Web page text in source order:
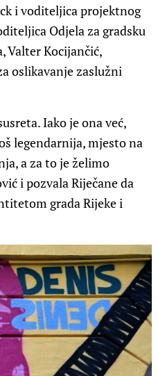
i voditeljica projektnog
Odjela za gradsku
Valter Kocijančić,
oslikavanje zaslužni
Iako je ona već,
legendarnija, mjesto na
a za to je želimo
i pozvala Riječane da
grada Rijeke i